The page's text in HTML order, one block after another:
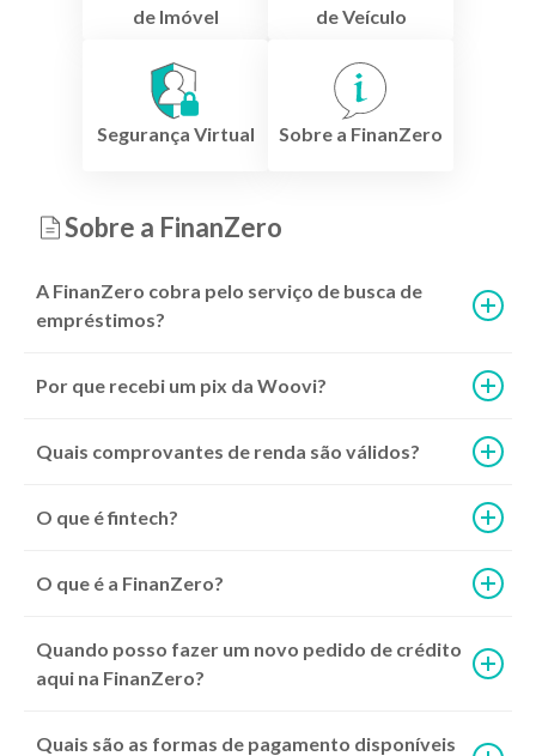
de Imóvel
de Veículo
Segurança Virtual Sobre a FinanZero
Sobre a FinanZero
A FinanZero cobra pelo serviço de busca de
empréstimos?
Por que recebi um pix da Woovi?
Quais comprovantes de renda são válidos?
O que é fintech?
O que é a FinanZero?
Quando posso fazer um novo pedido de crédito
aqui na FinanZero?
Quais são as formas de pagamento disponíveis